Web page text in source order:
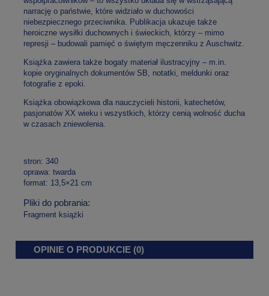
narrację o państwie, które widziało w duchowości
niebezpiecznego przeciwnika. Publikacja ukazuje także
heroiczne wysiłki duchownych i świeckich, którzy – mimo
represji – budowali pamięć o świętym męczenniku z Auschwitz.
Książka zawiera także bogaty materiał ilustracyjny – m.in.
kopie oryginalnych dokumentów SB, notatki, meldunki oraz
fotografie z epoki.
Książka obowiązkowa dla nauczycieli historii, katechetów,
pasjonatów XX wieku i wszystkich, którzy cenią wolność ducha
w czasach zniewolenia.
stron: 340
oprawa: twarda
format: 13,5×21 cm
Pliki do pobrania:
Fragment książki
OPINIE O PRODUKCIE (0)